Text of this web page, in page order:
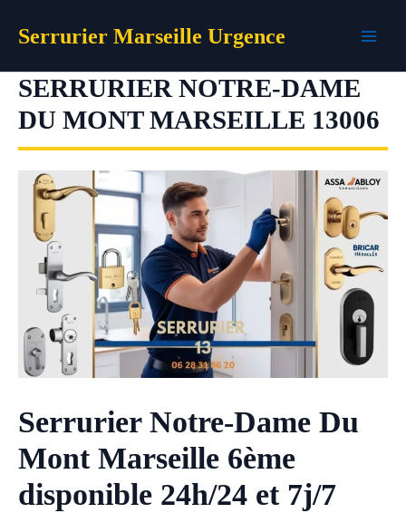
Serrurier Marseille Urgence
SERRURIER NOTRE-DAME
DU MONT MARSEILLE 13006
Serrurier Notre-Dame Du
Mont Marseille 6ème
disponible 24h/24 et 7j/7